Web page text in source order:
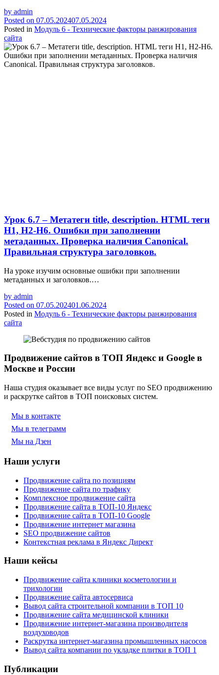
by admin
Posted on 07.05.202407.05.2024
Posted in Модуль 6 - Технические факторы ранжирования
сайта
Урок 6.7 – Метатеги title, description. HTML теги
H1, H2-H6. Ошибки при заполнении
метаданных. Проверка наличия Canonical.
Правильная структура заголовков.
На уроке изучим основные ошибки при заполнении
метаданных и заголовков.…
by admin
Posted on 07.05.202401.06.2024
Posted in Модуль 6 - Технические факторы ранжирования
сайта
Продвижение сайтов в ТОП Яндекс и Google в
Москве и России
Наша студия оказывает все виды услуг по SEO продвижению
и раскрутке сайтов в ТОП поисковых систем.
Мы в контакте
Мы в телеграмм
Мы на Дзен
Наши услуги
Продвижение сайта по позициям
Продвижение сайта по трафику
Комплексное продвижение сайта
Продвижение сайта в ТОП-10 Яндекс
Продвижение сайта в ТОП-10 Google
Продвижение интернет магазина
SEO продвижение сайтов
Контекстная реклама в Яндекс Директ
Наши кейсы
Продвижение сайта клиники косметологии и
трихологии
Продвижение сайта автосервиса
Вывод сайта строительной компании в ТОП 10
Продвижение сайта медицинской клиники
Продвижение интернет-магазина производителя
воздуховодов
Раскрутка интернет-магазина промышленных насосов
Вывод сайта компании по укладке плитки в ТОП 1
Публикации